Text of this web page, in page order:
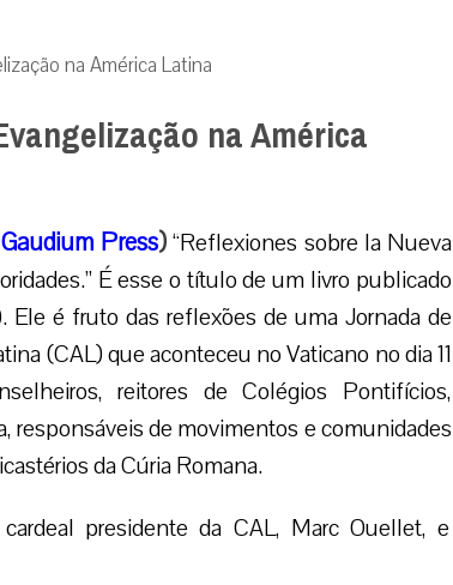
na América Latina
na América
Gaudium Press)“Reflexiones sobre la Nueva
É esse o título de um livro publicado
Ele é fruto das reflexões de uma Jornada de
(CAL) que aconteceu no Vaticano no dia 11
reitores de Colégios Pontifícios,
responsáveis de movimentos e comunidades
da Cúria Romana.
presidente da CAL, Marc Ouellet, e